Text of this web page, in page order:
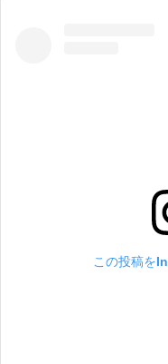
この投稿を